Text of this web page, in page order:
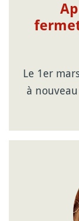
Le 1er
à